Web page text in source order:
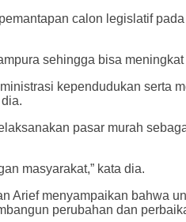
calon legislatif
sehingga bisa
kependudukan
pasar murah
masyarakat,” kata dia.
Arief menyampaikan bahwa
perubahan dan